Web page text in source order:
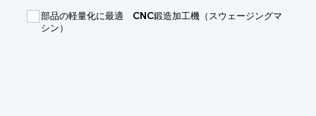
■試作・耐圧試験・量産まで一貫対応が可能
部品の軽量化に最適 CNC鍛造加工機（スウェージングマ
シン）